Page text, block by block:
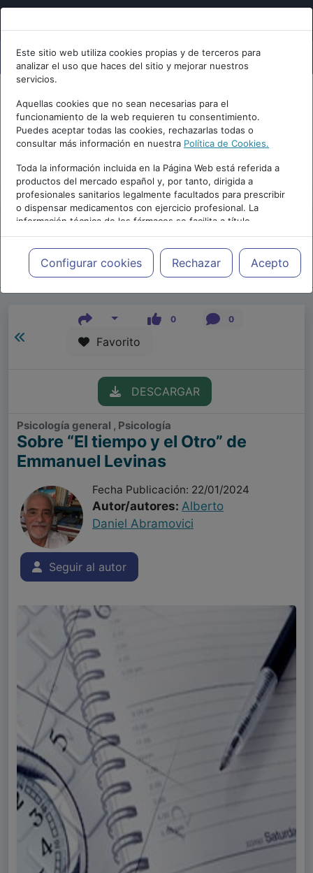
Este sitio web utiliza cookies propias y de terceros para
analizar el uso que haces del sitio y mejorar nuestros
servicios.
Aquellas cookies que no sean necesarias para el
funcionamiento de la web requieren tu consentimiento.
Puedes aceptar todas las cookies, rechazarlas todas o
consultar más información en nuestra Política de Cookies.
Toda la información incluida en la Página Web está referida a
productos del mercado español y, por tanto, dirigida a
profesionales sanitarios legalmente facultados para prescribir
o dispensar medicamentos con ejercicio profesional. La
información técnica de los fármacos se facilita a título
meramente informativo, siendo responsabilidad de los
profesionales facultados prescribir medicamentos y decidir, en
cada caso concreto, el tratamiento más adecuado a las
necesidades del paciente.
Configurar cookies Rechazar Acepto
Repositorio de Artículos |Blogs| Blog de
psiquiatria.com|
0 0
Favorito
DESCARGAR
Psicología general , Psicología
Sobre “El tiempo y el Otro” de
Emmanuel Levinas
Fecha Publicación: 22/01/2024
Autor/autores: Alberto
Daniel Abramovici
Seguir al autor